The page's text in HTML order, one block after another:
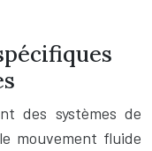
des systèmes de
mouvement fluide